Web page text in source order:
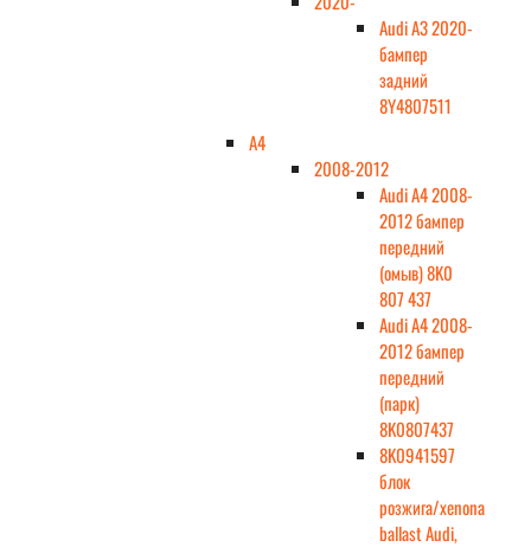
Audi A3 2020-
бампер
задний
8Y4807511
A4
2008-2012
Audi A4 2008-
2012 бампер
передний
(омыв) 8K0
807 437
Audi A4 2008-
2012 бампер
передний
(парк)
8K0807437
8K0941597
блок
розжига/xenona
ballast Audi,